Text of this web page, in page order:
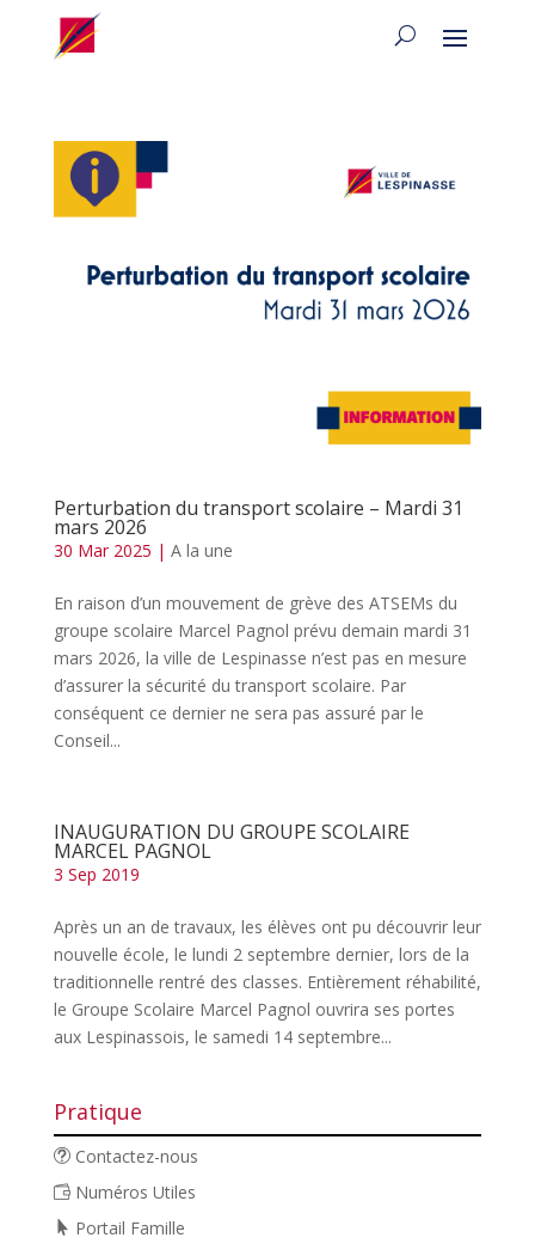
Perturbation du transport scolaire – Mardi 31
mars 2026
30 Mar 2025 | A la une
En raison d’un mouvement de grève des ATSEMs du
groupe scolaire Marcel Pagnol prévu demain mardi 31
mars 2026, la ville de Lespinasse n’est pas en mesure
d’assurer la sécurité du transport scolaire. Par
conséquent ce dernier ne sera pas assuré par le
Conseil...
INAUGURATION DU GROUPE SCOLAIRE
MARCEL PAGNOL
3 Sep 2019
Après un an de travaux, les élèves ont pu découvrir leur
nouvelle école, le lundi 2 septembre dernier, lors de la
traditionnelle rentré des classes. Entièrement réhabilité,
le Groupe Scolaire Marcel Pagnol ouvrira ses portes
aux Lespinassois, le samedi 14 septembre...
Pratique
Contactez-nous
Numéros Utiles
Portail Famille